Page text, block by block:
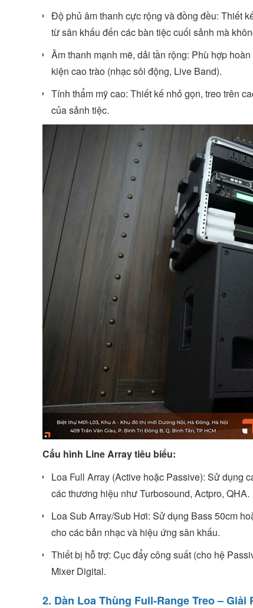
Độ phủ âm thanh cực rộng và đồng đều: Thiết
từ sân khấu đến các bàn tiệc cuối sảnh mà
Âm thanh mạnh mẽ, dải tần rộng: Phù hợp
kiện cao trào (nhạc sôi động, Live Band).
Tính thẩm mỹ cao: Thiết kế nhỏ gọn, treo trên
của sảnh tiệc.
Cấu hình Line Array tiêu biểu:
Loa Full Array (Active hoặc Passive): Sử dụng
các thương hiệu như Turbosound, Actpro, QHA.
Loa Sub Array/Sub Hơi: Sử dụng Bass 50cm
cho các bản nhạc và hiệu ứng sân khấu.
Thiết bị hỗ trợ: Cục đẩy công suất (cho hệ
Mixer Digital.
2. Dàn Loa Thùng Full-Range Treo –